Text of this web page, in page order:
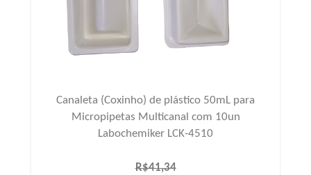
Canaleta (Coxinho) de plástico 50mL para
Micropipetas Multicanal com 10un
Labochemiker LCK-4510
R$41,34